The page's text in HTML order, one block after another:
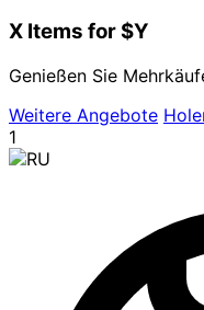
X Items for $Y
Genießen Sie
Weitere Angebote
1